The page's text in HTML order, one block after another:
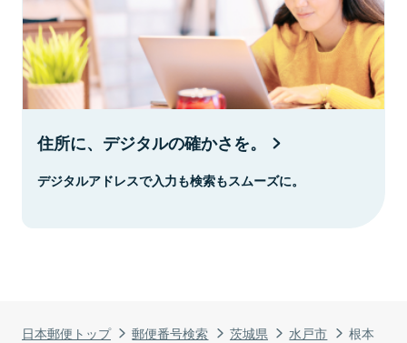
日本郵便トップ 郵便番号検索 茨城県 水戸市 根本
住所に、デジタルの確かさを。
デジタルアドレスで入力も検索もスムーズに。